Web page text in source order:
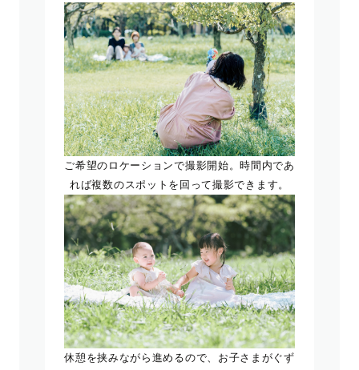
ご希望のロケーションで撮影開始。時間内であ
れば複数のスポットを回って撮影できます。
休憩を挟みながら進めるので、お子さまがぐず